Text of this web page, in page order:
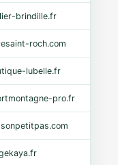
brindille.fr
roch.com
lubelle.fr
pro.fr